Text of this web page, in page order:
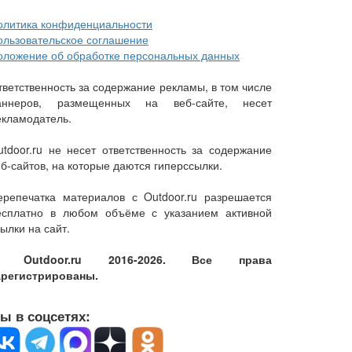
конфиденциальности
соглашение
об обработке персональных данных
за содержание рекламы, в том числе
размещенных на веб-сайте, несет
не несет ответственность за содержание
сайтов, на которые даются гиперссылки.
материалов с Outdoor.ru разрешается
в любом объёме с указанием активной
на сайт.
Outdoor.ru 2016-2026. Все права
в соцсетях: